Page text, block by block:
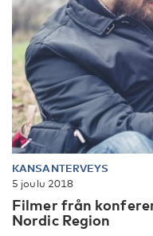
KANSANTERVEYS
5 joulu 2018
Filmer från
Nordic Region